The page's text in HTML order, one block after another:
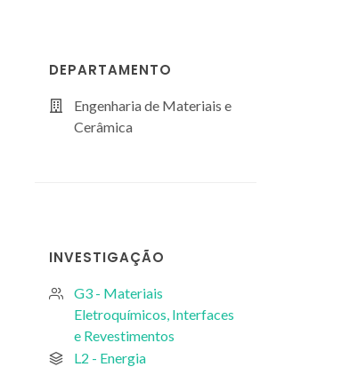
DEPARTAMENTO
Engenharia de Materiais e
Cerâmica
INVESTIGAÇÃO
G3 - Materiais
Eletroquímicos, Interfaces
e Revestimentos
L2 - Energia